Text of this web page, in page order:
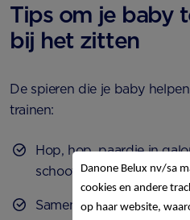
Tips om je baby
bij het zitten
De spieren die je baby
trainen:
Hop, hop, paardje in
schoot is een leuk spel
Samen dansen op jouw
Danone Belux nv/sa
cookies en andere
op haar website,